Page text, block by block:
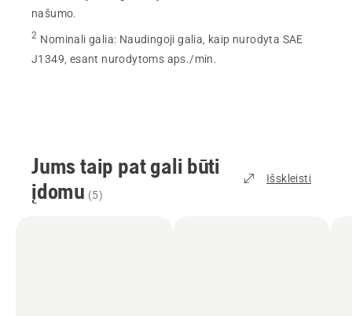
našumo.
2 Nominali galia: Naudingoji galia, kaip nurodyta SAE
J1349, esant nurodytoms aps./min.
Jums taip pat gali būti
įdomu (5)
Išskleisti